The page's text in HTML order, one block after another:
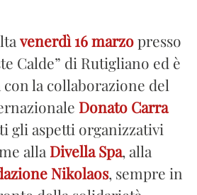
venerdì 16 marzopresso
Calde” di Rutigliano ed è
con la collaborazione del
Donato Carra
gli aspetti organizzativi
alla Divella Spa, alla
Nikolaos, sempre in